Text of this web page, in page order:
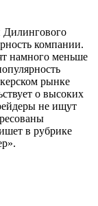
компании.
намного меньше
рынке
о высоких
не ищут
в рубрике